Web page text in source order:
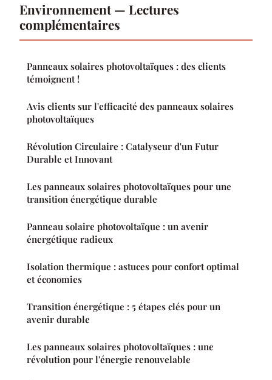
Environnement — Lectures
complémentaires
Panneaux solaires photovoltaïques : des clients
témoignent !
Avis clients sur l'efficacité des panneaux solaires
photovoltaïques
Révolution Circulaire : Catalyseur d'un Futur
Durable et Innovant
Les panneaux solaires photovoltaïques pour une
transition énergétique durable
Panneau solaire photovoltaïque : un avenir
énergétique radieux
Isolation thermique : astuces pour confort optimal
et économies
Transition énergétique : 5 étapes clés pour un
avenir durable
Les panneaux solaires photovoltaïques : une
révolution pour l'énergie renouvelable